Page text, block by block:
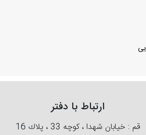
ارتباط با دفتر
قم : خیابان شهدا ، كوچه 33 ، پلاك 16